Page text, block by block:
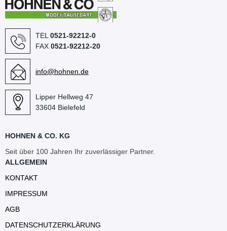
TEL 0521-92212-0
FAX 0521-92212-20
info@hohnen.de
Lipper Hellweg 47
33604 Bielefeld
HOHNEN & CO. KG
Seit über 100 Jahren Ihr zuverlässiger Partner.
ALLGEMEIN
KONTAKT
IMPRESSUM
AGB
DATENSCHUTZERKLÄRUNG